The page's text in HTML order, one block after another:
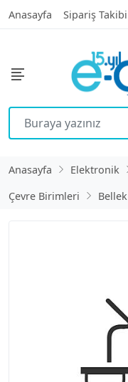
Anasayfa Sipariş Takibi
Anasayfa Elektronik
Çevre Birimleri
Bellek